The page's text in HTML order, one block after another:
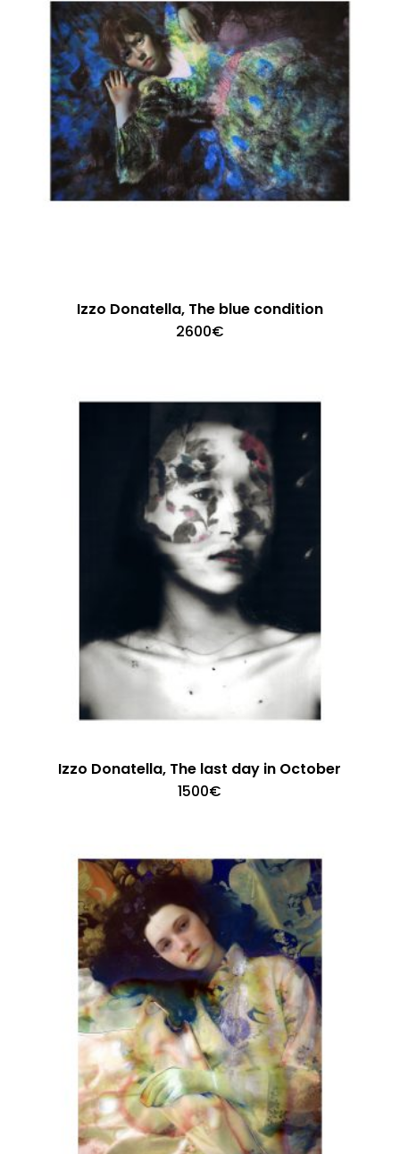
Izzo Donatella, The blue condition
2600€
Izzo Donatella, The last day in October
1500€